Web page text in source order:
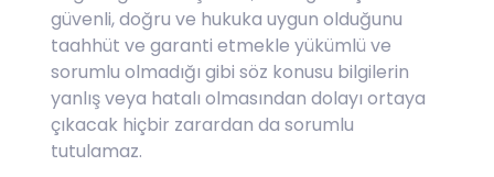
güvenli, doğru ve hukuka uygun olduğunu
taahhüt ve garanti etmekle yükümlü ve
sorumlu olmadığı gibi söz konusu bilgilerin
yanlış veya hatalı olmasından dolayı ortaya
çıkacak hiçbir zarardan da sorumlu
tutulamaz.